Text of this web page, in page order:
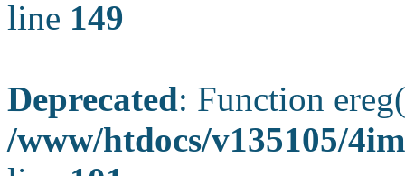
line 149
Deprecated: Function
/www/htdocs/v135105/